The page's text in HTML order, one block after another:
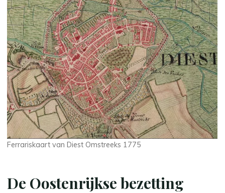
Ferrariskaart van Diest Omstreeks 1775
De Oostenrijkse bezetting